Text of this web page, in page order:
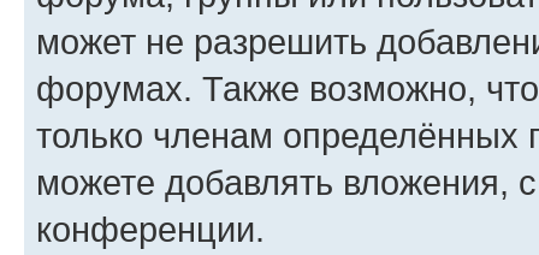
может не разрешить
форумах. Также возможно,
только членам определённых
можете добавлять вложения,
конференции.